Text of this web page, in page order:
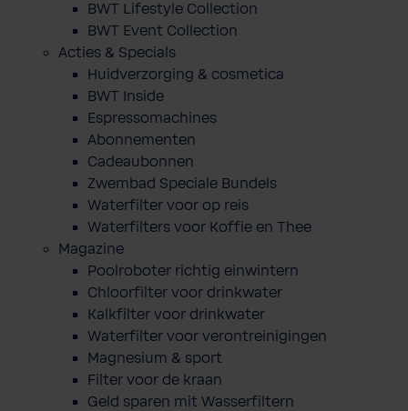
BWT Lifestyle Collection
BWT Event Collection
Acties & Specials
Huidverzorging & cosmetica
BWT Inside
Espressomachines
Abonnementen
Cadeaubonnen
Zwembad Speciale Bundels
Waterfilter voor op reis
Waterfilters voor Koffie en Thee
Magazine
Poolroboter richtig einwintern
Chloorfilter voor drinkwater
Kalkfilter voor drinkwater
Waterfilter voor verontreinigingen
Magnesium & sport
Filter voor de kraan
Geld sparen mit Wasserfiltern